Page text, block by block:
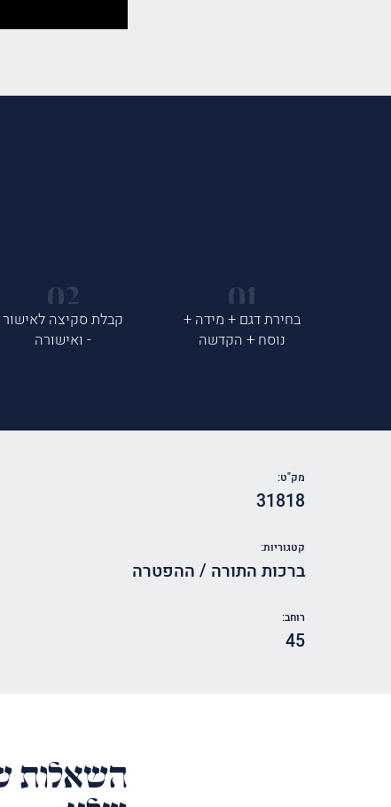
בחירת דגם + מידה +
נוסח + הקדשה
קבלת סקיצה לאישור
- ואישורה
מק"ט:
31818
קטגוריות:
ברכות התורה / ההפטרה
רוחב:
45
השאלות